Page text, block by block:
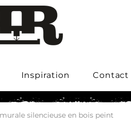
Inspiration Contact
silencieuse en bois peint